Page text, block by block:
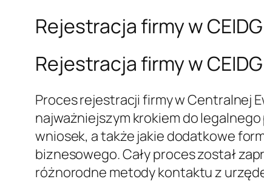
Rejestracja firmy w
Rejestracja firmy w
Proces rejestracji firmy w Centralnej
najważniejszym krokiem do
wniosek, a także jakie dodatkowe
biznesowego. Cały proces został
różnorodne metody kontaktu z